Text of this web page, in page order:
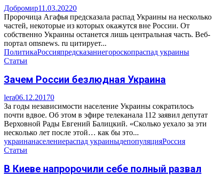
Добромир11.03.20220
Пророчица Агафья предсказала распад Украины на несколько
частей, некоторые из которых окажутся вне России. От
собственно Украины останется лишь центральная часть. Веб-
портал omsnews. ru цитирует...
ПолитикаРоссияпредсказаниегороскопраспад украины
Статьи
Зачем России безлюдная Украина
lera06.12.20170
За годы независимости население Украины сократилось
почти вдвое. Об этом в эфире телеканала 112 заявил депутат
Верховной Рады Евгений Балицкий. «Сколько уехало за эти
несколько лет после этой… как бы это...
украинанаселениераспад украиныдепопуляцияРоссия
Статьи
В Киеве напророчили себе полный развал